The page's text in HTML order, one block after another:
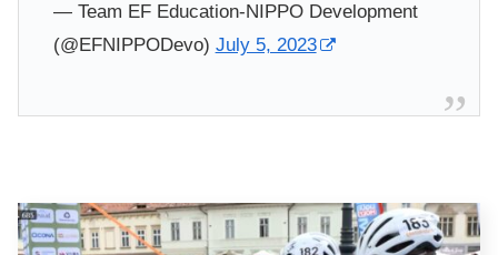
— Team EF Education-NIPPO Development
(@EFNIPPODevo) July 5, 2023